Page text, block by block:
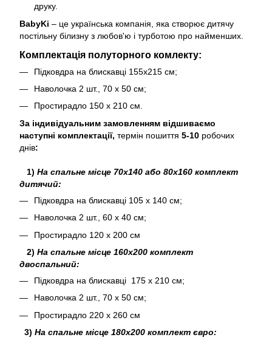
друку.
BabyKi – це українська компанія, яка створює дитячу
постільну білизну з любов'ю і турботою про найменших.
Комплектація полуторного комлекту:
Підковдра на блискавці 155х215 см;
Наволочка 2 шт., 70 х 50 см;
Простирадло 150 х 210 см.
За індивідуальним замовленням відшиваємо
наступні комплектації, термін пошиття 5-10 робочих
днів:
1) На спальне місце 70х140 або 80х160 комплект
дитячий:
Підковдра на блискавці 105 х 140 см;
Наволочка 2 шт., 60 х 40 см;
Простирадло 120 х 200 см
2) На спальне місце 160х200 комплект
двоспальний:
Підковдра на блискавці 175 х 210 см;
Наволочка 2 шт., 70 х 50 см;
Простирадло 220 х 260 см
3) На спальне місце 180х200 комплект євро: